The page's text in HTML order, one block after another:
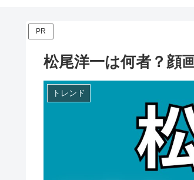
PR
松尾洋一は何者？顔
トレンド